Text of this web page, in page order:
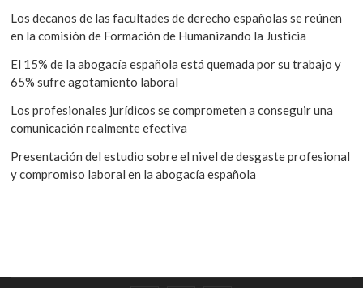
Los decanos de las facultades de derecho españolas se reúnen
en la comisión de Formación de Humanizando la Justicia
El 15% de la abogacía española está quemada por su trabajo y
65% sufre agotamiento laboral
Los profesionales jurídicos se comprometen a conseguir una
comunicación realmente efectiva
Presentación del estudio sobre el nivel de desgaste profesional
y compromiso laboral en la abogacía española